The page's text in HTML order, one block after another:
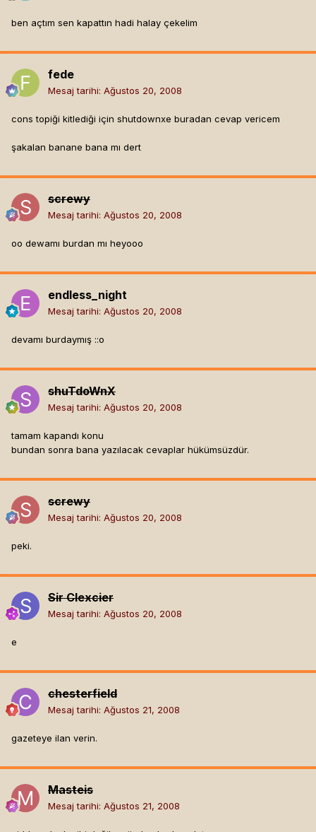
ben açtım sen kapattın hadi halay çekelim
fede
Mesaj tarihi: Ağustos 20, 2008
cons topiği kitlediği için shutdownxe buradan cevap vericem
şakalan banane bana mı dert
screwy
Mesaj tarihi: Ağustos 20, 2008
oo dewamı burdan mı heyooo
endless_night
Mesaj tarihi: Ağustos 20, 2008
devamı burdaymış ::o
shuTdoWnX
Mesaj tarihi: Ağustos 20, 2008
tamam kapandı konu
bundan sonra bana yazılacak cevaplar hükümsüzdür.
screwy
Mesaj tarihi: Ağustos 20, 2008
peki.
Sir Clexcier
Mesaj tarihi: Ağustos 20, 2008
e
chesterfield
Mesaj tarihi: Ağustos 21, 2008
gazeteye ilan verin.
Masteis
Mesaj tarihi: Ağustos 21, 2008